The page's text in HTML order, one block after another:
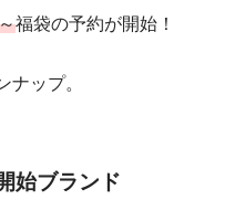
福袋の予約が開始！
ナップ。
始ブランド